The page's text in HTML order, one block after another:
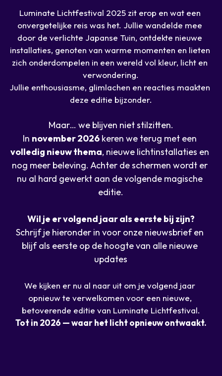
Luminate Lichtfestival 2025 zit erop en wat een
onvergetelijke reis was het. Jullie wandelde mee
door de verlichte Japanse Tuin, ontdekte nieuwe
installaties, genoten van warme momenten en lieten
zich onderdompelen in een wereld vol kleur, licht en
verwondering.
Jullie enthousiasme, glimlachen en reacties maakten
deze editie bijzonder.
Maar… we blijven niet stilzitten.
In november 2026
volledig nieuw thema, nieuwe lichtinstallaties en
nog meer beleving. Achter de schermen wordt er
nu al hard gewerkt aan de volgende magische
editie.
Wil je er volgend jaar als eerste bij zijn?
Schrijf je hieronder in voor onze nieuwsbrief en
blijf als eerste op de hoogte van alle nieuwe
updates
We kijken er nu al naar uit om je volgend jaar
opnieuw te verwelkomen voor een nieuwe,
betoverende editie van Luminate Lichtfestival.
Tot in 2026 — waar het licht opnieuw ontwaakt.